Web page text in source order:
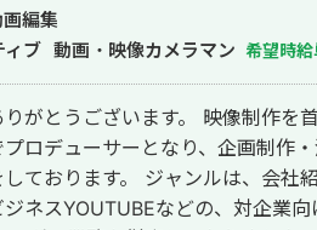
編集
ィブ 動画・映像カメラマン 希望時
りがとうございます。 映像制作を
ロデューサーとなり、企画制作
ております。 ジャンルは、会社
ネスYOUTUBEなどの、対企業